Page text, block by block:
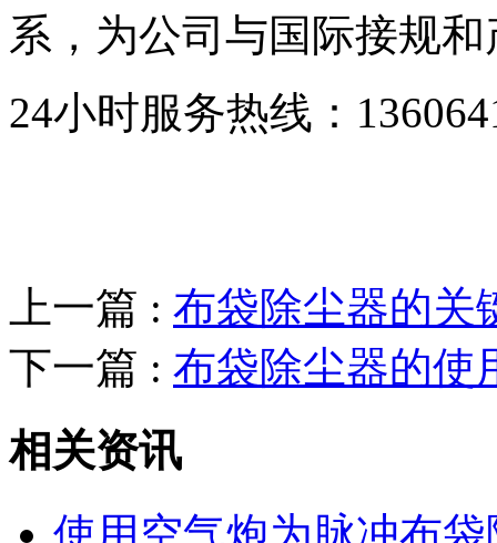
系，为公司与国际接规
24小时服务热线：
上一篇 : 布袋除尘器的关
下一篇 : 布袋除尘器的使
相关资讯